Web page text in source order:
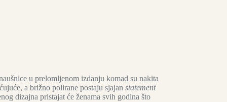
u prelomljenom izdanju komad su nakita
a brižno polirane postaju sjajan statement
dizajna pristajat će ženama svih godina što